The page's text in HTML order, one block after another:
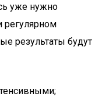
уже нужно
регулярном
результаты будут